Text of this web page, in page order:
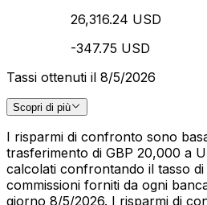
26,316.24 USD
-347.75 USD
Tassi ottenuti il 8/5/2026
Scopri di più
I risparmi di confronto sono
trasferimento di GBP 20,000 a
calcolati confrontando il tasso
commissioni forniti da ogni
giorno 8/5/2026. I risparmi di